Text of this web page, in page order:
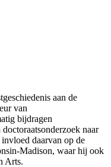
aan de
van
bijdragen
naar
invloed daarvan op de
Madison, waar hij ook
Arts.